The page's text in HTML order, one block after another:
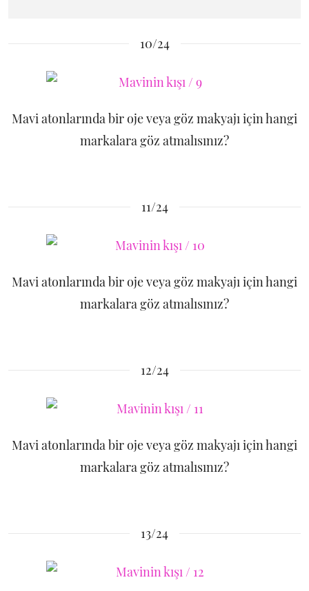
10/24
Mavi atonlarında bir oje veya göz makyajı için hangi
markalara göz atmalısınız?
11/24
Mavi atonlarında bir oje veya göz makyajı için hangi
markalara göz atmalısınız?
12/24
Mavi atonlarında bir oje veya göz makyajı için hangi
markalara göz atmalısınız?
13/24